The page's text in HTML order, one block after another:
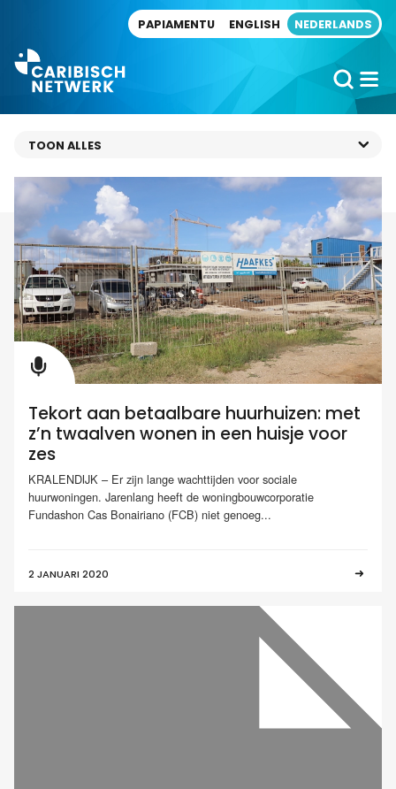
PAPIAMENTU ENGLISH NEDERLANDS
Tekort aan betaalbare huurhuizen: met
z’n twaalven wonen in een huisje voor
zes
KRALENDIJK – Er zijn lange wachttijden voor sociale
huurwoningen. Jarenlang heeft de woningbouwcorporatie
Fundashon Cas Bonairiano (FCB) niet genoeg...
2 JANUARI 2020